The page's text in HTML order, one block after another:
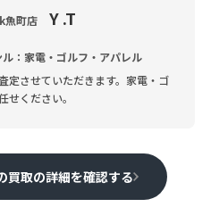
町店 Y .T
：家電・ゴルフ・アパレル
定させていただきます。家電・ゴ
せください。
買取の詳細を確認する